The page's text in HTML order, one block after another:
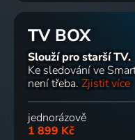
TV BOX
Slouží pro starší TV.
Ke sledování ve
není třeba. Zjistit více
jednorázově
1 899 Kč